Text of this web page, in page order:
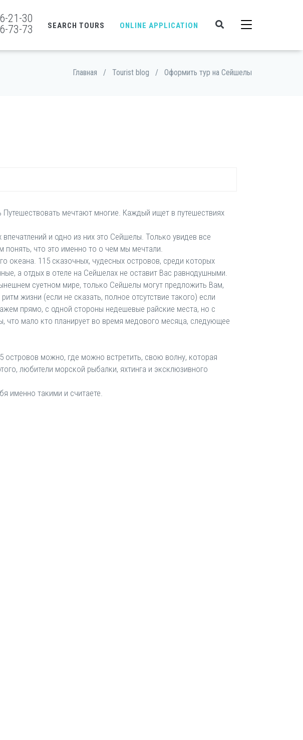
21-30
73-73
SEARCH TOURS ONLINE APPLICATION
Главная / Tourist blog / Оформить тур на Сейшелы
мечтают многие. Каждый ищет в путешествиях
и одно из них это Сейшелы. Только увидев все
понять, что это именно то о чем мы мечтали.
океана. 115 сказочных, чудесных островов, среди которых
а отдых в отеле на Сейшелах не оставит Вас равнодушными.
суетном мире, только Сейшелы могут предложить Вам,
жизни (если не сказать, полное отсутствие такого) если
прямо, с одной стороны недешевые райские места, но с
что мало кто планирует во время медового месяца, следующее
островов можно, где можно встретить, свою волну, которая
любители морской рыбалки, яхтинга и эксклюзивного
именно такими и считаете.